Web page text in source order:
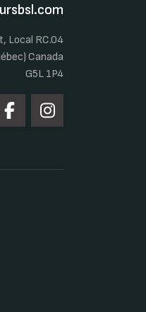
Local RC.04
Canada
G5L 1P4